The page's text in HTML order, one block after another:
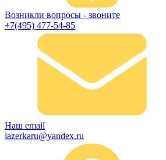
Возникли вопросы - звоните
+7(495) 477-54-85
Наш email
lazerkaru@yandex.ru